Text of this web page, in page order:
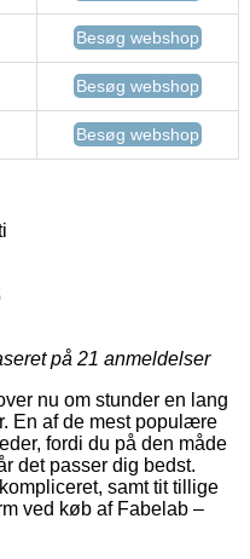
Besøg webshop
Besøg webshop
Besøg webshop
på 21 anmeldelser
nu om stunder en lang
En af de mest populære
fordi du på den måde
det passer dig bedst.
samt tit tillige
ved køb af Fabelab –